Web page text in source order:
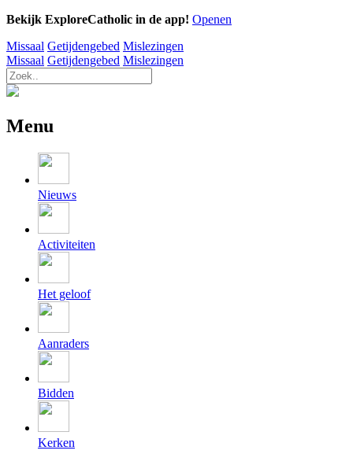
Bekijk ExploreCatholic in de app! Openen
Missaal Getijdengebed Mislezingen
Missaal Getijdengebed Mislezingen
Menu
Nieuws
Activiteiten
Het geloof
Aanraders
Bidden
Kerken